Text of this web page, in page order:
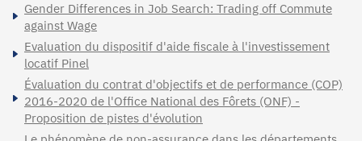
Gender Differences in Job Search: Trading off Commute
against Wage
Evaluation du dispositif d'aide fiscale à l'investissement
locatif Pinel
Évaluation du contrat d'objectifs et de performance (COP)
2016-2020 de l'Office National des Fôrets (ONF) -
Proposition de pistes d'évolution